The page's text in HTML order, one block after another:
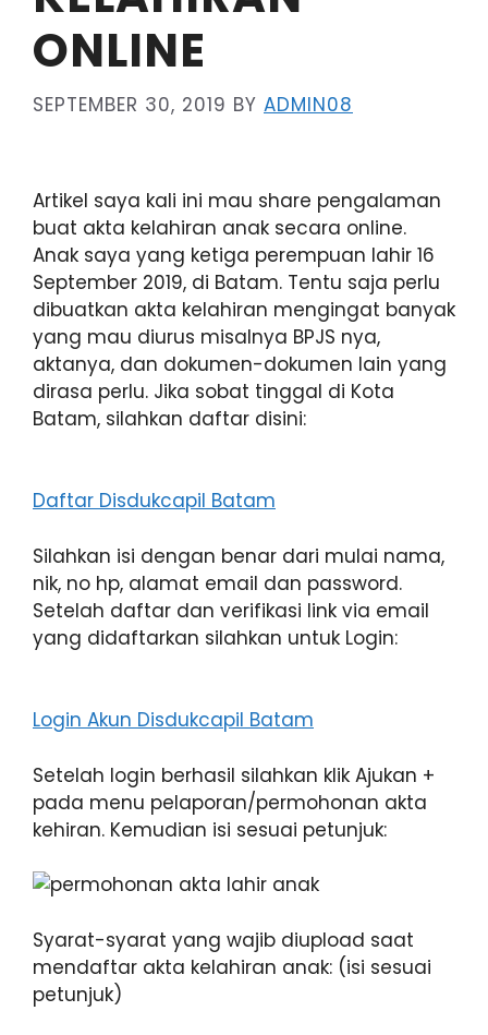
ONLINE
SEPTEMBER 30, 2019 BY ADMIN08
Artikel saya kali ini mau share pengalaman
buat akta kelahiran anak secara online.
Anak saya yang ketiga perempuan lahir 16
September 2019, di Batam. Tentu saja perlu
dibuatkan akta kelahiran mengingat banyak
yang mau diurus misalnya BPJS nya,
aktanya, dan dokumen-dokumen lain yang
dirasa perlu. Jika sobat tinggal di Kota
Batam, silahkan daftar disini:
Daftar Disdukcapil Batam
Silahkan isi dengan benar dari mulai nama,
nik, no hp, alamat email dan password.
Setelah daftar dan verifikasi link via email
yang didaftarkan silahkan untuk Login:
Login Akun Disdukcapil Batam
Setelah login berhasil silahkan klik Ajukan +
pada menu pelaporan/permohonan akta
kehiran. Kemudian isi sesuai petunjuk:
Syarat-syarat yang wajib diupload saat
mendaftar akta kelahiran anak: (isi sesuai
petunjuk)